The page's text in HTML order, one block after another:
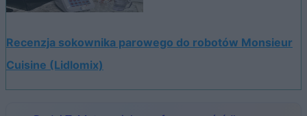
Recenzja sokownika parowego do robotów Monsieur
Cuisine (Lidlomix)